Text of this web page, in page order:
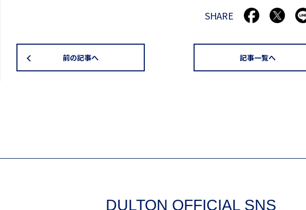
SHARE
前の記事へ 記事一覧へ
DULTON OFFICIAL SNS